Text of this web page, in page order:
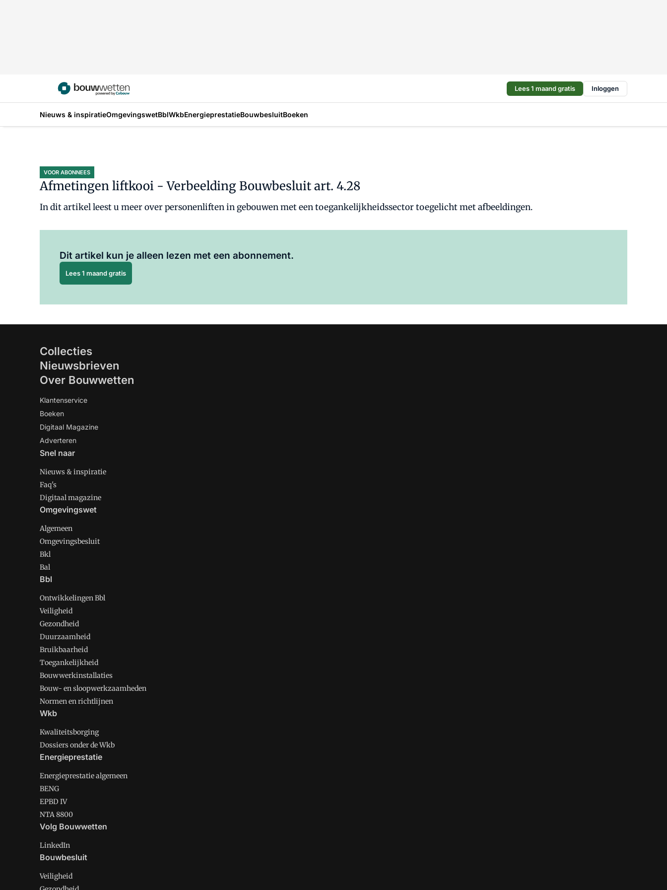
Lees 1 maand gratis Inloggen
Nieuws & inspiratieOmgevingswetBblWkbEnergieprestatieBouwbesluitBoeken
VOOR ABONNEES
Afmetingen liftkooi - Verbeelding Bouwbesluit art. 4.28
In dit artikel leest u meer over personenliften in gebouwen met een toegankelijkheidssector toegelicht met afbeeldingen.
Dit artikel kun je alleen lezen met een abonnement.
Lees 1 maand gratis
Collecties
Nieuwsbrieven
Over Bouwwetten
Klantenservice
Boeken
Digitaal Magazine
Adverteren
Snel naar
Nieuws & inspiratie
Faq's
Digitaal magazine
Omgevingswet
Algemeen
Omgevingsbesluit
Bkl
Bal
Bbl
Ontwikkelingen Bbl
Veiligheid
Gezondheid
Duurzaamheid
Bruikbaarheid
Toegankelijkheid
Bouwwerkinstallaties
Bouw- en sloopwerkzaamheden
Normen en richtlijnen
Wkb
Kwaliteitsborging
Dossiers onder de Wkb
Energieprestatie
Energieprestatie algemeen
BENG
EPBD IV
NTA 8800
Volg Bouwwetten
LinkedIn
Bouwbesluit
Veiligheid